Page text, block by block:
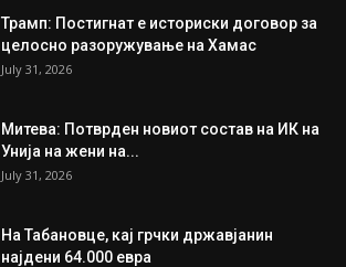
Трамп: Постигнат е историски договор за
целосно разоружување на Хамас
July 31, 2026
Митева: Потврден новиот состав на ИК на
Унија на жени на...
July 31, 2026
На Табановце, кај грчки државјанин
најдени 64.000 евра